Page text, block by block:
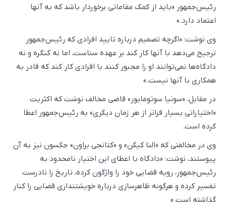
رئیس‌جمهور «باید از کمک مقاماتی برخوردار باشد که به آنها
اعتماد دارد.»
وی نوشت: «اگرچه تصمیم درباره تایید افرادی که رئیس‌جمهور
ترجیح می‌دهد با آنها کار کند بر عهده سناست، اما نه کنگره و نه
دادگاه‌ها نمی‌توانند او را مجبور کنند با افرادی کار کند که قادر به
همکاری با آنها نیست.»
در مقابل، «سونیا سوتومایور» قاضی مخالف نوشت که اکثریت
«اختیاراتی بسیار فراتر از هر زمان دیگری» به رئیس‌جمهور اعطا
کرده است.
وی در مخالفتی که «النا کیگن» و «کتانجی براون» جکسون نیز به آن
پیوستند، نوشت: «دادگاه با اعطای این اختیار نامحدود به
رئیس‌جمهور، رویه قضایی خود را واژگون کرده، تاریخ را نادرست
تفسیر کرده و هرگونه ظاهرسازی درباره خویشتنداری قضایی را کنار
گذاشته است.»